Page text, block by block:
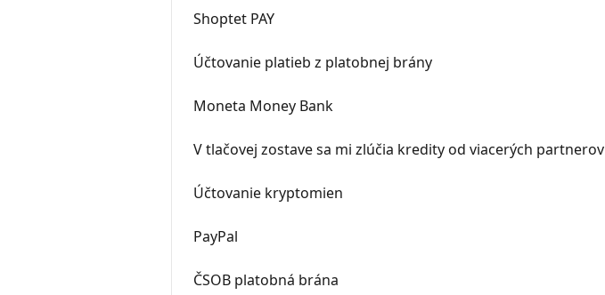
Shoptet PAY
Účtovanie platieb z platobnej brány
Moneta Money Bank
V tlačovej zostave sa mi zlúčia kredity od viacerých partnerov
Účtovanie kryptomien
PayPal
ČSOB platobná brána